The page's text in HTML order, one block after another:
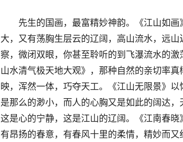
先生的国画，最富精妙神韵。《江山如画
大，又有荡胸生层云的辽阔，高山流水，远山
察，微闭双眼，你甚至聆听的到飞瀑流水的激
山水清气极天地大观》，那种自然的亲切率
映，浑然一体，巧夺天工。《江山无限景》以
是那么的渺小，而人的心胸又是如此的阔达，
这是心的宁静，这是江山的辽阔。《江南春晓
有昂扬的春意，有春风十里的柔情，精妙而又